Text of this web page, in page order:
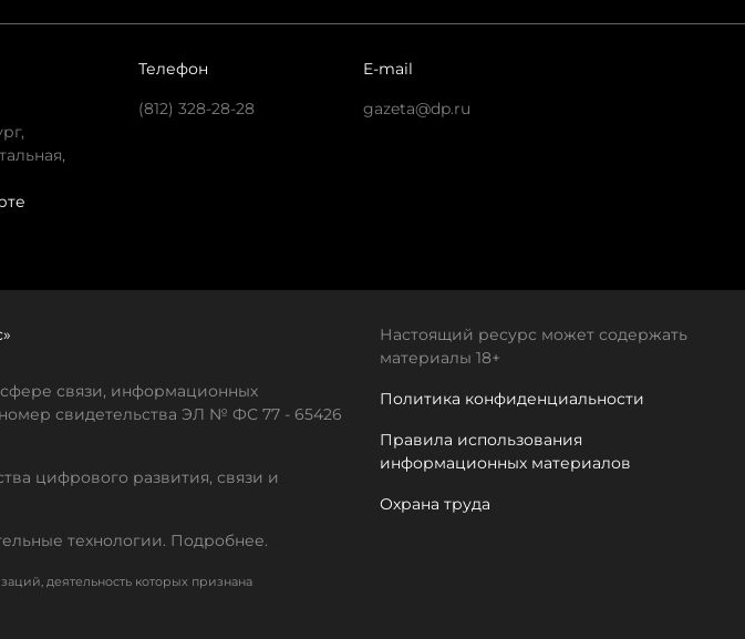
Телефон
(812) 328-28-28
E-mail
gazeta@dp.ru
связи, информационных
свидетельства ЭЛ № ФС 77 - 65426
цифрового развития, связи и
технологии. Подробнее.
деятельность которых признана
Настоящий ресурс может содержать
материалы 18+
Политика конфиденциальности
Правила использования
информационных материалов
Охрана труда